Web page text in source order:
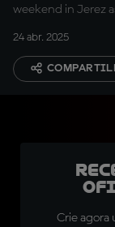
weekend in Jerez
24 abr. 2025
Crie agora